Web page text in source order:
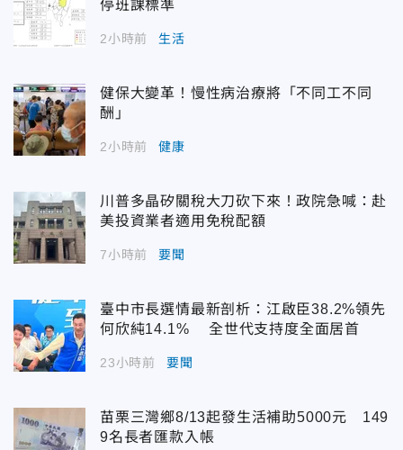
停班課標準
2小時前 生活
健保大變革！慢性病治療將「不同工不同
酬」
2小時前 健康
川普多晶矽關稅大刀砍下來！政院急喊：赴
美投資業者適用免稅配額
7小時前 要聞
臺中市長選情最新剖析：江啟臣38.2%領先
何欣純14.1% 全世代支持度全面居首
23小時前 要聞
苗栗三灣鄉8/13起發生活補助5000元 149
9名長者匯款入帳